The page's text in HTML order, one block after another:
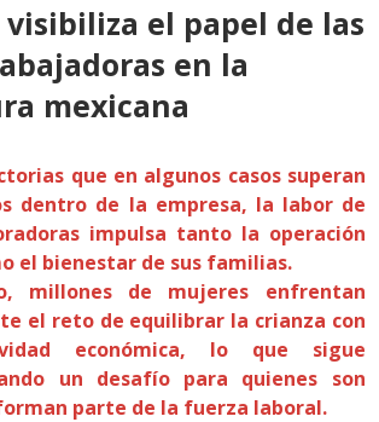
el papel de las
en la
mexicana
que en algunos casos superan
dentro de la empresa, la labor de
impulsa tanto la operación
el bienestar de sus familias.
millones de mujeres enfrentan
el reto de equilibrar la crianza con
económica, lo que sigue
un desafío para quienes son
parte de la fuerza laboral.